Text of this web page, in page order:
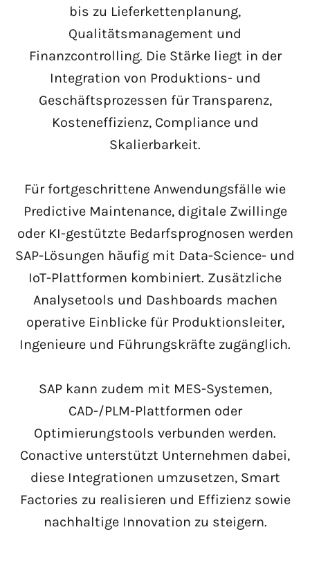
bis zu Lieferkettenplanung,
Qualitätsmanagement und
Finanzcontrolling. Die Stärke liegt in der
Integration von Produktions- und
Geschäftsprozessen für Transparenz,
Kosteneffizienz, Compliance und
Skalierbarkeit.
Für fortgeschrittene Anwendungsfälle wie
Predictive Maintenance, digitale Zwillinge
oder KI-gestützte Bedarfsprognosen werden
SAP-Lösungen häufig mit Data-Science- und
IoT-Plattformen kombiniert. Zusätzliche
Analysetools und Dashboards machen
operative Einblicke für Produktionsleiter,
Ingenieure und Führungskräfte zugänglich.
SAP kann zudem mit MES-Systemen,
CAD-/PLM-Plattformen oder
Optimierungstools verbunden werden.
Conactive unterstützt Unternehmen dabei,
diese Integrationen umzusetzen, Smart
Factories zu realisieren und Effizienz sowie
nachhaltige Innovation zu steigern.